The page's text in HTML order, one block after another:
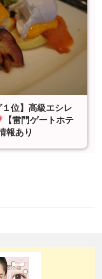
１位】高級エシレ
【雷門ゲートホテ
報あり